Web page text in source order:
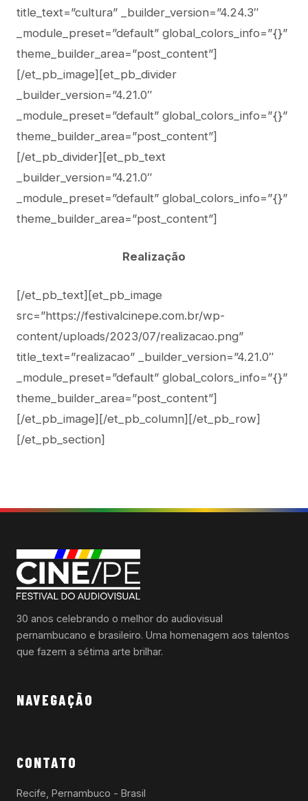
title_text=”cultura” _builder_version=”4.24.3″
_module_preset=”default” global_colors_info=”{}”
theme_builder_area=”post_content”]
[/et_pb_image][et_pb_divider
_builder_version=”4.21.0″
_module_preset=”default” global_colors_info=”{}”
theme_builder_area=”post_content”]
[/et_pb_divider][et_pb_text
_builder_version=”4.21.0″
_module_preset=”default” global_colors_info=”{}”
theme_builder_area=”post_content”]
Realização
[/et_pb_text][et_pb_image
src=”https://festivalcinepe.com.br/wp-
content/uploads/2023/07/realizacao.png”
title_text=”realizacao” _builder_version=”4.21.0″
_module_preset=”default” global_colors_info=”{}”
theme_builder_area=”post_content”]
[/et_pb_image][/et_pb_column][/et_pb_row]
[/et_pb_section]
30 anos celebrando o melhor do audiovisual
pernambucano e brasileiro. Uma homenagem aos talentos
que fazem a sétima arte brilhar.
NAVEGAÇÃO
CONTATO
Recife, Pernambuco - Brasil